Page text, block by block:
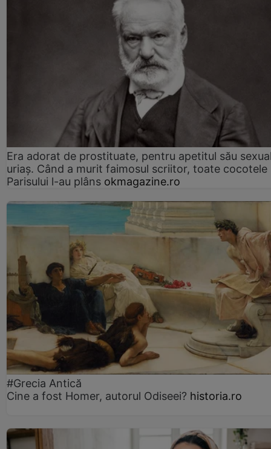
Era adorat de prostituate, pentru apetitul său
uriaș. Când a murit faimosul scriitor, toate cocotele
Parisului l-au plâns okmagazine.ro
#Grecia Antică
Cine a fost Homer, autorul Odiseei? historia.ro